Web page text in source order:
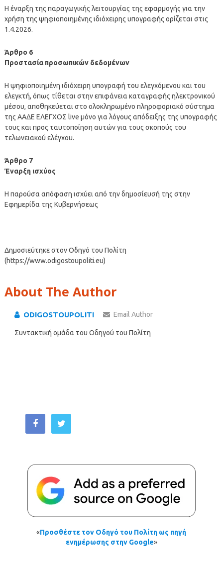
Η έναρξη της παραγωγικής λειτουργίας της εφαρμογής για την
χρήση της ψηφιοποιημένης ιδιόχειρης υπογραφής ορίζεται στις
1.4.2026.
Άρθρο 6
Προστασία προσωπικών δεδομένων
Η ψηφιοποιημένη ιδιόχειρη υπογραφή του ελεγχόμενου και του
ελεγκτή, όπως τίθεται στην επιφάνεια καταγραφής ηλεκτρονικού
μέσου, αποθηκεύεται στο ολοκληρωμένο πληροφοριακό σύστημα
της ΑΑΔΕ ΕΛΕΓΧΟΣ live μόνο για λόγους απόδειξης της υπογραφής
τους και προς ταυτοποίηση αυτών για τους σκοπούς του
τελωνειακού ελέγχου.
Άρθρο 7
Έναρξη ισχύος
Η παρούσα απόφαση ισχύει από την δημοσίευσή της στην
Εφημερίδα της Κυβερνήσεως
Δημοσιεύτηκε στον Οδηγό του Πολίτη
(https://www.odigostoupoliti.eu)
About The Author
ODIGOSTOUPOLITI Email Author
Συντακτική ομάδα του Οδηγού του Πολίτη
«Προσθέστε τον Οδηγό του Πολίτη ως πηγή
ενημέρωσης στην Google»